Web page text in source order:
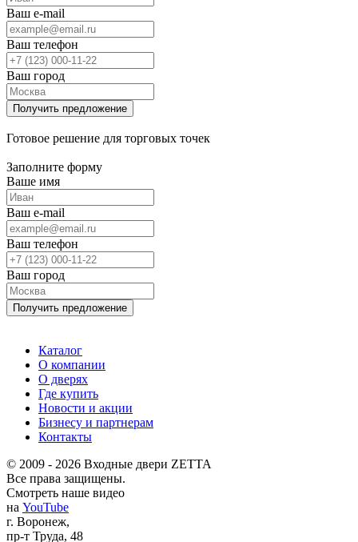
Ваш e-mail
Ваш телефон
Ваш город
Готовое решение для торговых точек
Заполните форму
Ваше имя
Ваш e-mail
Ваш телефон
Ваш город
Каталог
О компании
О дверях
Где купить
Новости и акции
Бизнесу и партнерам
Контакты
© 2009 - 2026 Входные двери ZETTA
Все права защищены.
Смотреть наше видео
на YouTube
г. Воронеж,
пр-т Труда, 48